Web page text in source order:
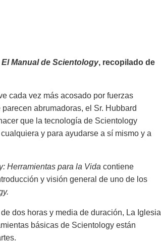
El Manual de Scientology, recopilado de
cada vez más acosado por fuerzas
abrumadoras, el Sr. Hubbard
que la tecnología de Scientology
y para ayudarse a sí mismo y a
Herramientas para la Vida contiene
y visión general de uno de los
dos horas y media de duración, La Iglesia
básicas de Scientology están